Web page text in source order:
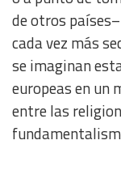
de otros
cada vez más
se imaginan
europeas en un
entre las